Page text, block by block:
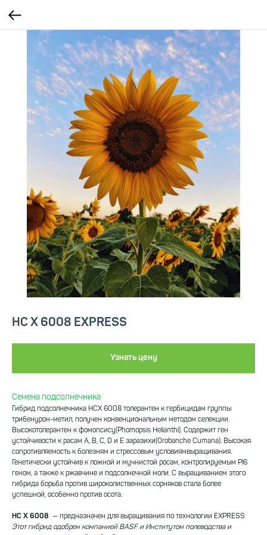
HC X 6008 EXPRESS
Узнать цену
Семена подсолнечника
Гибрид подсолнечника НСХ 6008 толерантен к гербицидам группы
трибенурон-метил, получен конвенциональным методом селекции.
Высокотолерантен к фомопсису(Phomopsis Helianthi). Содержит ген
устойчивости к расам А, B, C, D и Е заразихи(Orobanche Cumana). Высокая
сопротивляемость к болезням и стрессовым условиямвыращивания.
Генетически устойчив к ложной и мучнистой росам, контролируемым Pl6
геном, а также к ржавчине и подсолнечной моли. С выращиванием этого
гибрида борьба против широколиственных сорняков стала более
успешной, особенно против осота.
НС Х 6008 — предназначен для выращивания по технологии EXPRESS
Этот гибрид одобрен компанией BASF и Институтом полеводства и